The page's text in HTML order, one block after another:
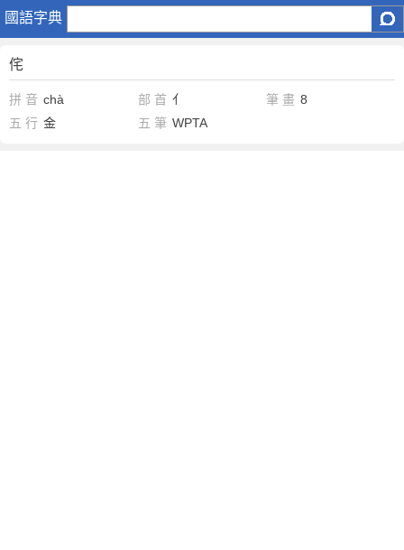
國語字典
侘
侘
拼 音 chà 部 首 亻 筆 畫 8
五 行 金 五 筆 WPTA